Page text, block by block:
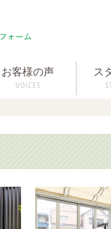
お客様の声 ス